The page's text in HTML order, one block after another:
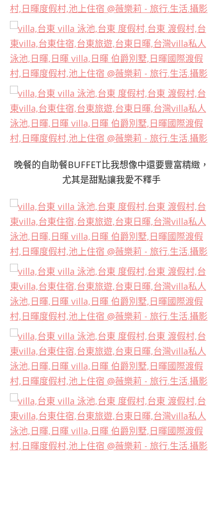
晚餐的自助餐BUFFET比我想像中還要豐富精緻，
尤其是甜點讓我愛不釋手